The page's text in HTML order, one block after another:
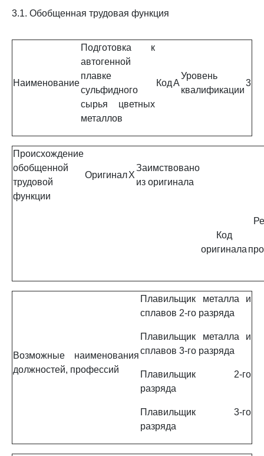
3.1. Обобщенная трудовая функция
Наименование
Подготовка к
автогенной
плавке
сульфидного
сырья цветных
металлов
КодA
Уровень
квалификации
3
Происхождение
обобщенной
трудовой
функции
ОригиналX
Заимствовано
из оригинала
Код
оригинала
Возможные наименования
должностей, профессий
Плавильщик металла и
сплавов 2-го разряда
Плавильщик металла и
сплавов 3-го разряда
Плавильщик 2-го
разряда
Плавильщик 3-го
разряда